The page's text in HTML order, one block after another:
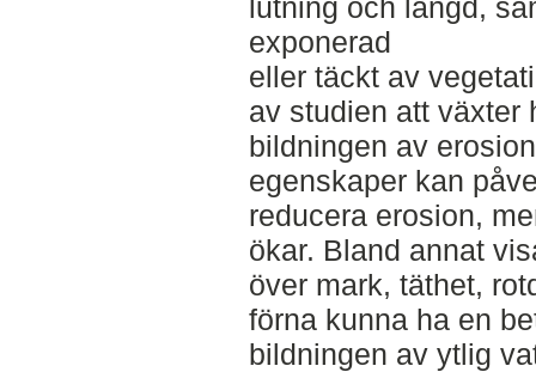
lutning och längd,
exponerad
eller täckt av
av studien att växter
bildningen av
egenskaper kan
reducera erosion,
ökar. Bland annat
över mark, täthet,
förna kunna ha en
bildningen av ytlig